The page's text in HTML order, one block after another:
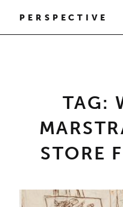
PERSPECTIVE
TAG:
STORE